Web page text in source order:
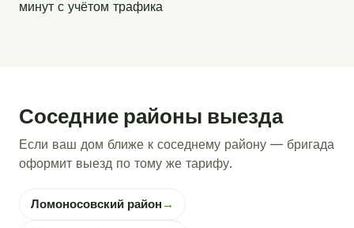
минут с учётом трафика
Соседние районы выезда
Если ваш дом ближе к соседнему району — бригада
оформит выезд по тому же тарифу.
Ломоносовский район →